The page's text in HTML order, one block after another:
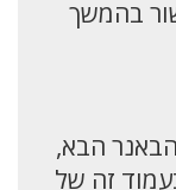
בהמשך
הבא,
זה של